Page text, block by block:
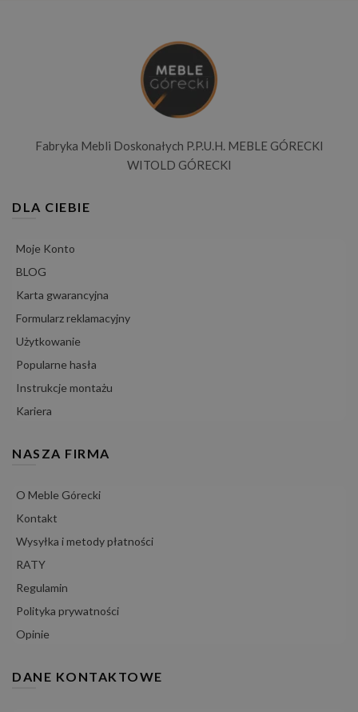
Fabryka Mebli Doskonałych P.P.U.H. MEBLE GÓRECKI
WITOLD GÓRECKI
DLA CIEBIE
Moje Konto
BLOG
Karta gwarancyjna
Formularz reklamacyjny
Użytkowanie
Popularne hasła
Instrukcje montażu
Kariera
NASZA FIRMA
O Meble Górecki
Kontakt
Wysyłka i metody płatności
RATY
Regulamin
Polityka prywatności
Opinie
DANE KONTAKTOWE